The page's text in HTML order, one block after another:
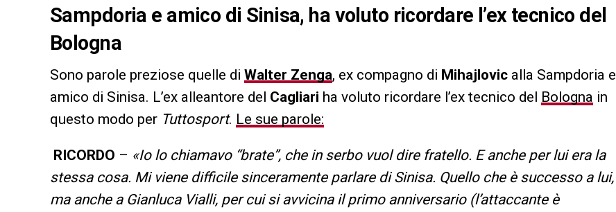
Sampdoria e amico di Sinisa, ha voluto ricordare l’ex tecnico del
Bologna
Sono parole preziose quelle di Walter Zenga, ex compagno di Mihajlovic alla Sampdoria e
amico di Sinisa. L’ex alleantore del Cagliari ha voluto ricordare l’ex tecnico del Bologna in
questo modo per Tuttosport. Le sue parole:
RICORDO – «Io lo chiamavo “brate”, che in serbo vuol dire fratello. E anche per lui era la
stessa cosa. Mi viene difficile sinceramente parlare di Sinisa. Quello che è successo a lui,
ma anche a Gianluca Vialli, per cui si avvicina il primo anniversario (l’attaccante è